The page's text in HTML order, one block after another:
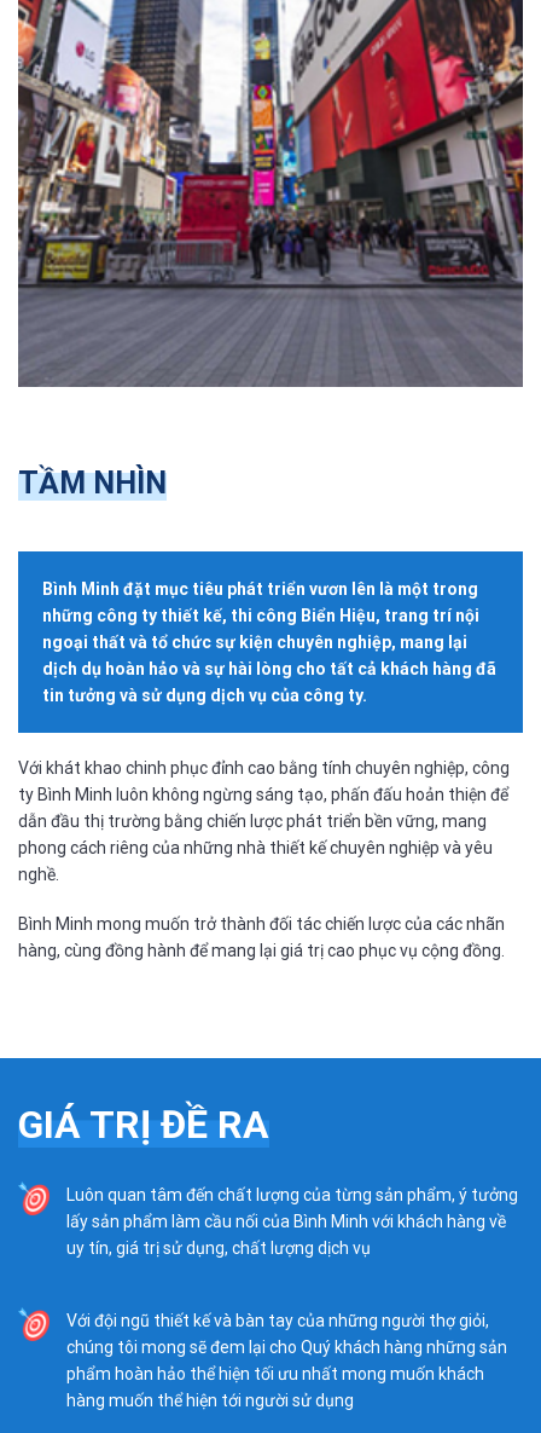
TẦM NHÌN
Bình Minh đặt mục tiêu phát triển vươn lên là một trong
những công ty thiết kế, thi công Biển Hiệu, trang trí nội
ngoại thất và tổ chức sự kiện chuyên nghiệp, mang lại
dịch dụ hoàn hảo và sự hài lòng cho tất cả khách hàng đã
tin tưởng và sử dụng dịch vụ của công ty.
Với khát khao chinh phục đỉnh cao bằng tính chuyên nghiệp, công
ty Bình Minh luôn không ngừng sáng tạo, phấn đấu hoản thiện để
dẫn đầu thị trường bằng chiến lược phát triển bền vững, mang
phong cách riêng của những nhà thiết kế chuyên nghiệp và yêu
nghề.
Bình Minh mong muốn trở thành đối tác chiến lược của các nhãn
hàng, cùng đồng hành để mang lại giá trị cao phục vụ cộng đồng.
GIÁ TRỊ ĐỀ RA
Luôn quan tâm đến chất lượng của từng sản phẩm, ý tưởng
lấy sản phẩm làm cầu nối của Bình Minh với khách hàng về
uy tín, giá trị sử dụng, chất lượng dịch vụ
Với đội ngũ thiết kế và bàn tay của những người thợ giỏi,
chúng tôi mong sẽ đem lại cho Quý khách hàng những sản
phẩm hoàn hảo thể hiện tối ưu nhất mong muốn khách
hàng muốn thể hiện tới người sử dụng